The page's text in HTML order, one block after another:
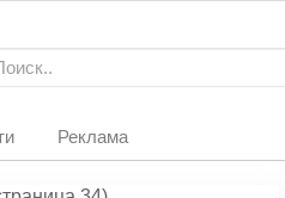
Реклама